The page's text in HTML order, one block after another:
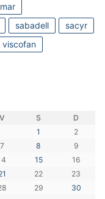
sabadell
sacyr
viscofan
V S
D
1
2
7 8
9
15
16
22
23
29
30